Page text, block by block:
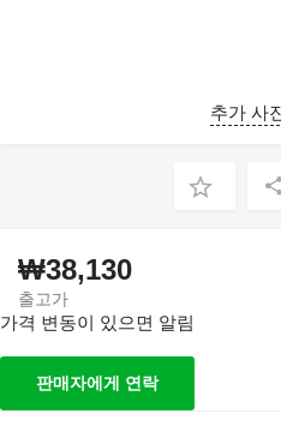
추가 사
₩38,130
출고가
가격 변동이 있으면 알림
판매자에게 연락